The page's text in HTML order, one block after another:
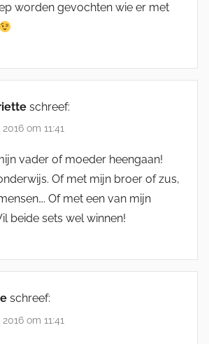
worden gevochten wie er met
schreef:
om 11:41
vader of moeder heengaan!
Of met mijn broer of zus,
Of met een van mijn
beide sets wel winnen!
schreef:
om 11:41